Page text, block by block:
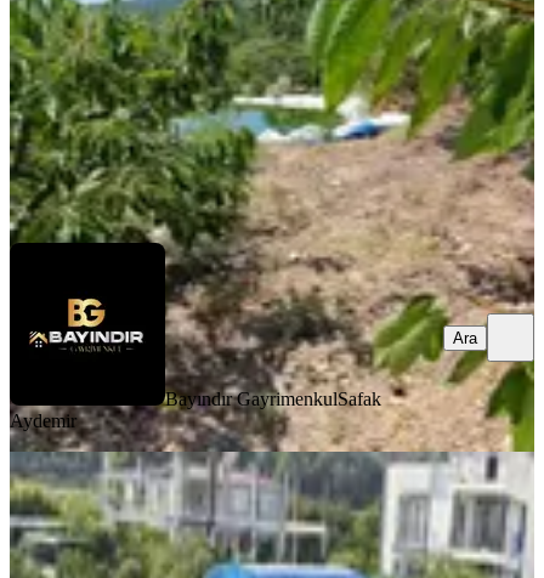
2476 m²·Yolu Açılmış ·1.010/m²· 03.08.2026
2.500.000 ₺
Bayındır GayrimenkulSafak Aydemir
Ara
Bayındır GayrimenkulSafak
Aydemir
Ara
YENİ
Menderes Ahmetbeylide Satılık Hisse
Tapu Meşe Emlak'tan
İzmir, Menderes